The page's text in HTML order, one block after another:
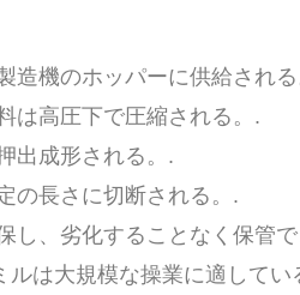
造機のホッパーに供給され
は高圧下で圧縮される。.
出成形される。.
の長さに切断される。.
し、劣化することなく保管
は大規模な操業に適してい